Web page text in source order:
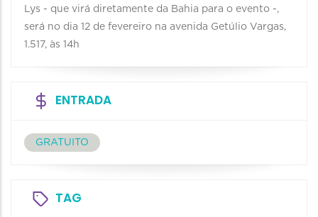
Lys - que virá diretamente da Bahia para o evento -,
será no dia 12 de fevereiro na avenida Getúlio Vargas,
1.517, às 14h
ENTRADA
GRATUITO
TAG